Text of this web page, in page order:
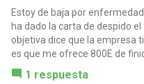
Estoy de baja por
ha dado la carta de despido
objetiva dice que la empresa
es que me ofrece 800E de
1 respuesta